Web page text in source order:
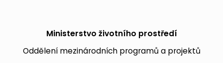
Ministerstvo životního prostředí
Oddělení mezinárodních programů a projektů